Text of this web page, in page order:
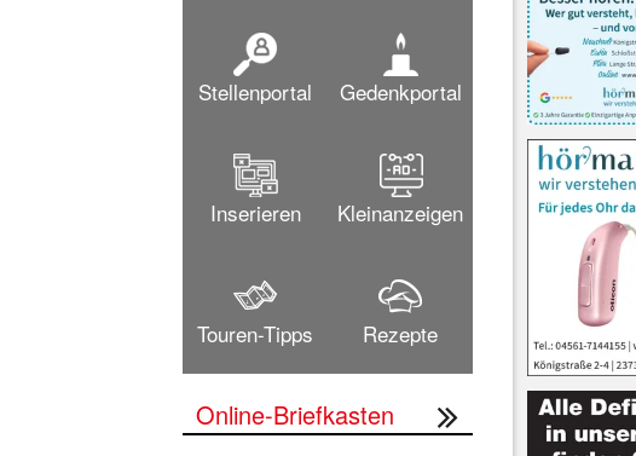
Stellenportal Gedenkportal
Inserieren Kleinanzeigen
Touren-Tipps Rezepte
Online-Briefkasten